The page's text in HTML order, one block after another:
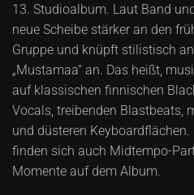
13. Studioalbum. Laut Band
neue Scheibe stärker an den
Gruppe und knüpft stilistisch
„Mustamaa“ an. Das heißt,
auf klassischen finnischen
Vocals, treibenden Blastbeats,
und düsteren
finden sich auch Midtempo-
Momente auf dem Album.